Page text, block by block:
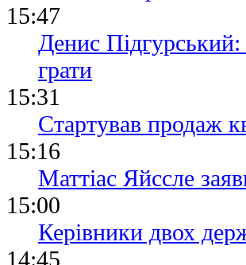
15:47
Денис
грати
15:31
Стартував продаж
15:16
Маттіас Яйссле
15:00
Керівники двох
14:45